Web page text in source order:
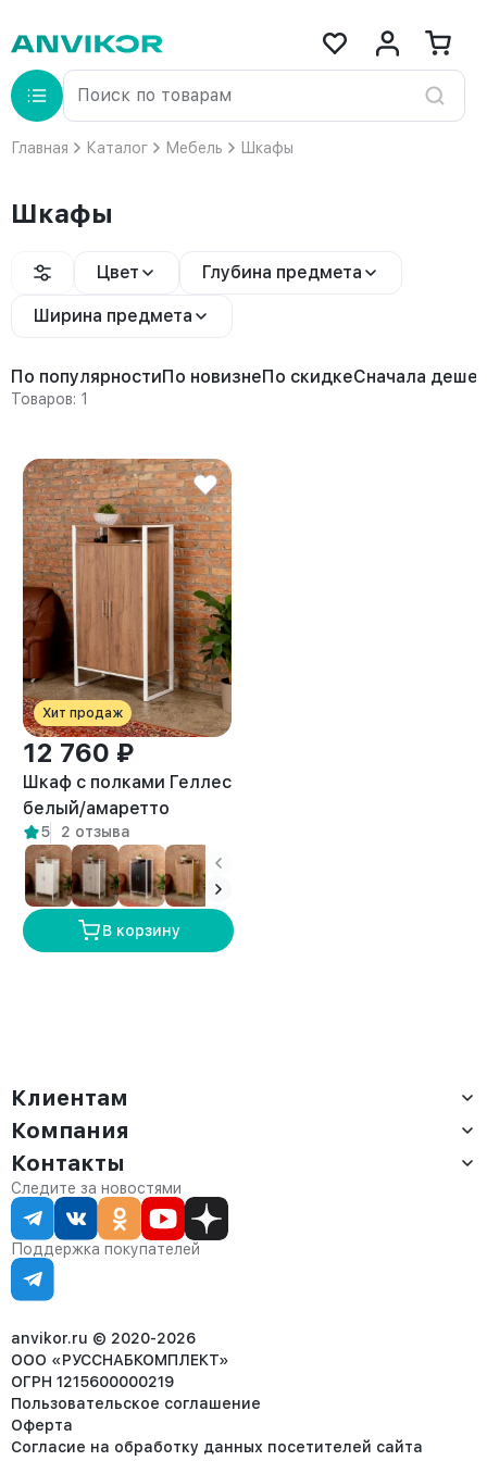
Главная Каталог Мебель Шкафы
Шкафы
Цвет Глубина предмета
Ширина предмета
По популярностиПо новизнеПо скидкеСначала
Товаров: 1
Хит продаж
12 760 ₽
Шкаф с полками Геллес
белый/амаретто
5 2 отзыва
В корзину
Клиентам
Доставка
Оплата
Сервис
Статус заказа
Статьи
Компания
О компании
Контакты
Партнёрам
Контакты
Отдел продаж:
8 (800) 234-22-62
corp@anvikor.ru
Ежедневно, с 7:00-19:00 (МСК)
Отдел рекламации:
8 (953) 455-25-61
Следите за новостями
Поддержка покупателей
anvikor.ru © 2020-2026
ООО «РУССНАБКОМПЛЕКТ»
ОГРН 1215600000219
Пользовательское соглашение
Оферта
Согласие на обработку данных посетителей сайта